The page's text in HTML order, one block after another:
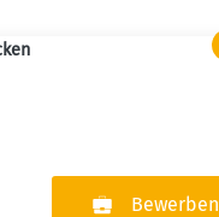
Bewerben